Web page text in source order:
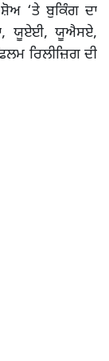
‘ਤੇ ਬੁਕਿੰਗ ਦਾ
ਯੂਏਈ, ਯੂਐਸਏ,
ਰਿਲੀਜ਼ਿਗ ਦੀ